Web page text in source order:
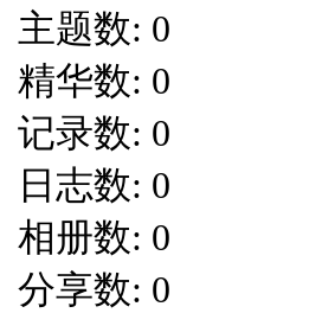
主题数: 0
精华数: 0
记录数: 0
日志数: 0
相册数: 0
分享数: 0